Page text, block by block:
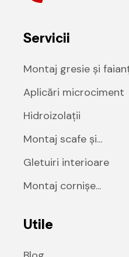
Servicii
Montaj gresie și
Aplicări microciment
Hidroizolații
Montaj scafe și...
Gletuiri interioare
Montaj cornișe...
Utile